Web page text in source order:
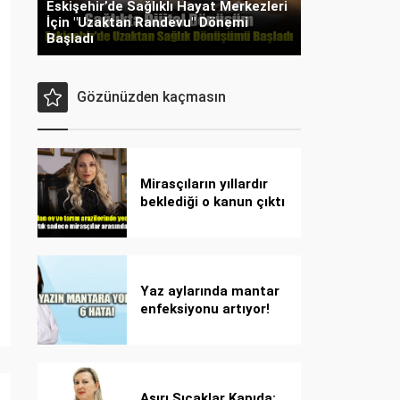
Eskişehir’de Sağlıklı Hayat Merkezleri
İçin "Uzaktan Randevu" Dönemi
Başladı
Gözünüzden kaçmasın
Mirasçıların yıllardır
beklediği o kanun çıktı
Yaz aylarında mantar
enfeksiyonu artıyor!